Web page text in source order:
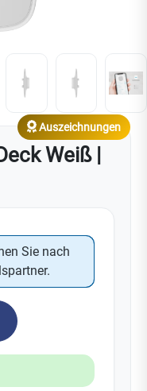
Weiß |
Auszeichnungen
Sie nach